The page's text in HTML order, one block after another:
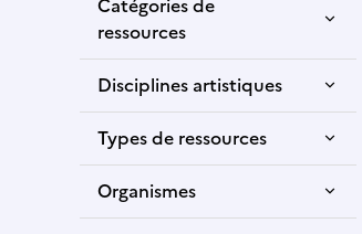
ressources
Disciplines artistiques
Types de ressources
Organismes